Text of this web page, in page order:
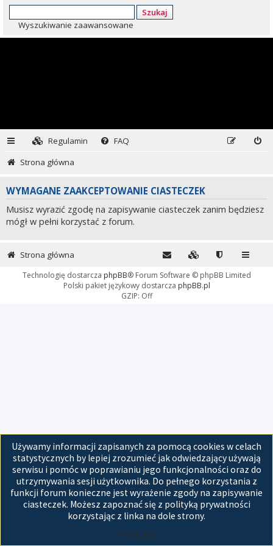
Szukaj
Wyszukiwanie zaawansowane
Regulamin
FAQ
Strona główna
WYMAGANE ZAAKCEPTOWANIE CIASTECZEK
Musisz wyrazić zgodę na zapisywanie ciasteczek zanim będziesz
mógł w pełni korzystać z forum.
Używamy informacji zapisanych za pomocą cookies w celach
statystycznych by lepiej zrozumieć jak odwiedzający używają
serwisu i pomóc w poprawianiu jego funkcjonalności oraz do
utrzymywania sesji użytkownika. Do pełnego korzystania z
funkcji forum konieczne jest wyrażenie zgody na zapisywanie
ciasteczek. Możesz zapoznać się z polityką prywatności
korzystając z linka na dole strony.
Akceptuję
Strona główna
Technologię dostarcza phpBB® Forum Software © phpBB Limited
Polski pakiet językowy dostarcza phpBB.pl
GZIP: Off